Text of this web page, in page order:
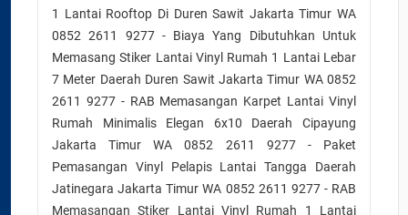
1 Lantai Rooftop Di Duren Sawit Jakarta Timur WA
0852 2611 9277 - Biaya Yang Dibutuhkan Untuk
Memasang Stiker Lantai Vinyl Rumah 1 Lantai Lebar
7 Meter Daerah Duren Sawit Jakarta Timur WA 0852
2611 9277 - RAB Memasangan Karpet Lantai Vinyl
Rumah Minimalis Elegan 6x10 Daerah Cipayung
Jakarta Timur WA 0852 2611 9277 - Paket
Pemasangan Vinyl Pelapis Lantai Tangga Daerah
Jatinegara Jakarta Timur WA 0852 2611 9277 - RAB
Memasangan Stiker Lantai Vinyl Rumah 1 Lantai